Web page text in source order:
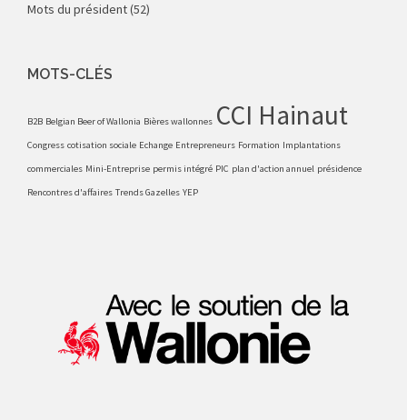
Mots du président(52)
MOTS-CLÉS
B2B Belgian Beer of Wallonia Bières wallonnes CCI Hainaut
Congress cotisation sociale Echange Entrepreneurs Formation Implantations
commerciales Mini-Entreprise permis intégré PIC plan d'action annuel présidence
Rencontres d'affaires Trends Gazelles YEP